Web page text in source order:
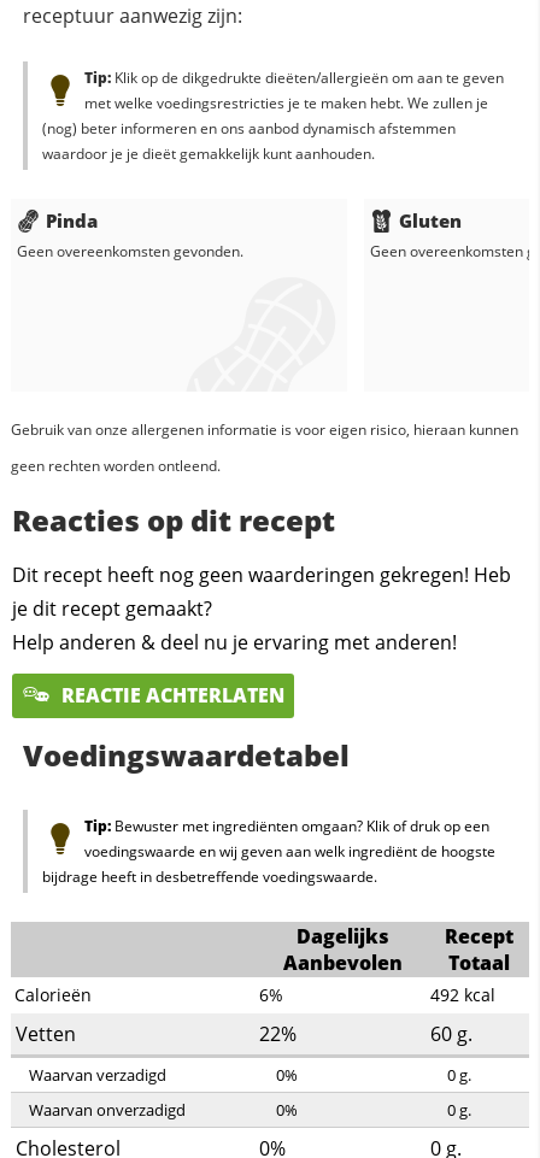
receptuur aanwezig zijn:
Tip:Klik op de dikgedrukte dieëten/allergieën om aan te geven
met welke voedingsrestricties je te maken hebt. We zullen je
(nog) beter informeren en ons aanbod dynamisch afstemmen
waardoor je je dieët gemakkelijk kunt aanhouden.
Pinda
Geen overeenkomsten gevonden.
Gluten
Geen overeenkomsten
Gebruik van onze allergenen informatie is voor eigen risico, hieraan kunnen
geen rechten worden ontleend.
Reacties op dit recept
Dit recept heeft nog geen waarderingen gekregen! Heb
je dit recept gemaakt?
Help anderen & deel nu je ervaring met anderen!
REACTIE ACHTERLATEN
Voedingswaardetabel
Tip:Bewuster met ingrediënten omgaan? Klik of druk op een
voedingswaarde en wij geven aan welk ingrediënt de hoogste
bijdrage heeft in desbetreffende voedingswaarde.
Dagelijks
Aanbevolen
Recept
Totaal
Calorieën 6% 492 kcal
Vetten 22% 60 g.
Waarvan verzadigd 0% 0g.
Waarvan onverzadigd
0% 0g.
Cholesterol 0% 0 g.